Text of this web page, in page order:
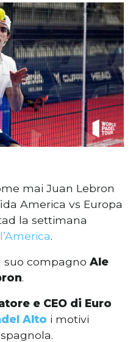
mai Juan Lebron
America vs Europa
la settimana
.
suo compagno Ale
.
e CEO di Euro
Alto i motivi